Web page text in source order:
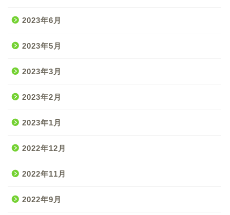
2023年6月
2023年5月
2023年3月
2023年2月
2023年1月
2022年12月
2022年11月
2022年9月